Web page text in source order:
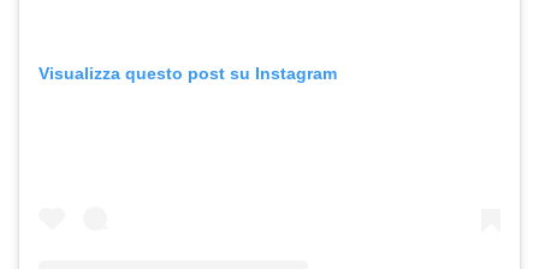
Visualizza questo post su Instagram